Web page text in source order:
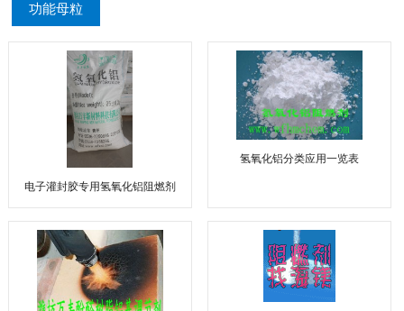
功能母粒
电子灌封胶专用氢氧化铝阻燃剂
氢氧化铝分类应用一览表